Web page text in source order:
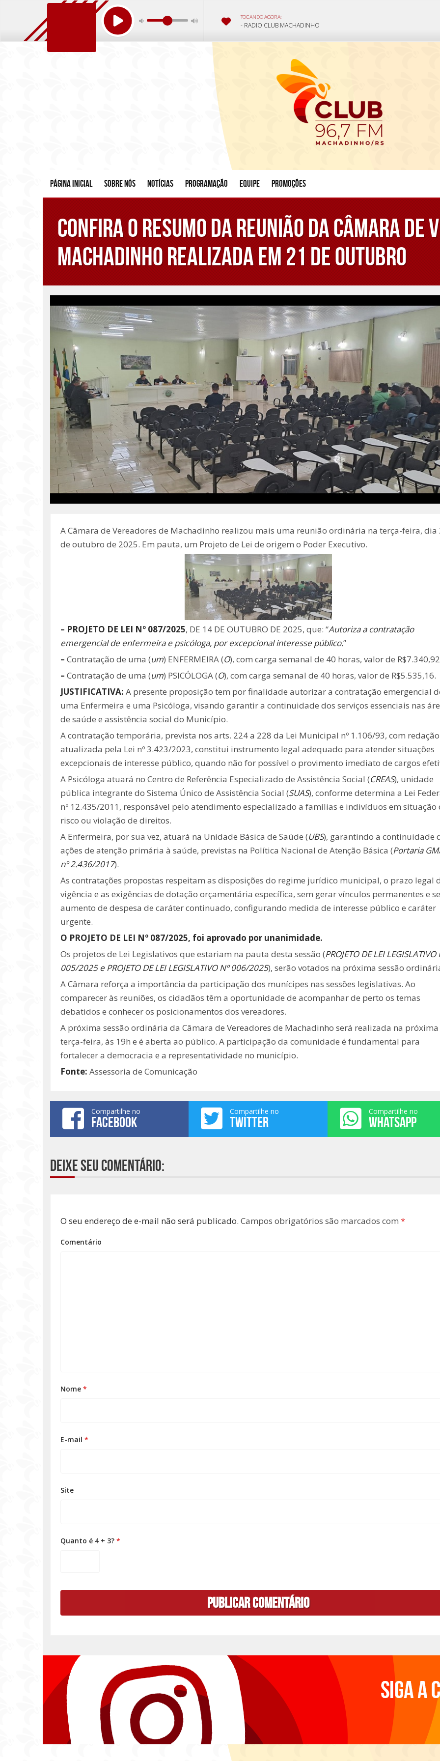
Página inicial Sobre nós Notícias Programação Equipe Promoções
Confira o resumo da Reunião da Câmara de
Machadinho realizada em 21 de outubro
A Câmara de Vereadores de Machadinho realizou mais uma reunião ordinária na terça-feira, dia
de outubro de 2025. Em pauta, um Projeto de Lei de origem o Poder Executivo.
– PROJETO DE LEI Nº 087/2025, DE 14 DE OUTUBRO DE 2025, que: “Autoriza a contratação
emergencial de enfermeira e psicóloga, por excepcional interesse público.”
– Contratação de uma (um) ENFERMEIRA (O), com carga semanal de 40 horas, valor de
– Contratação de uma (um) PSICÓLOGA (O), com carga semanal de 40 horas, valor de R$5.535,16.
JUSTIFICATIVA: A presente proposição tem por finalidade autorizar a contratação emergencial
uma Enfermeira e uma Psicóloga, visando garantir a continuidade dos serviços essenciais nas
de saúde e assistência social do Município.
A contratação temporária, prevista nos arts. 224 a 228 da Lei Municipal nº 1.106/93, com redação
atualizada pela Lei nº 3.423/2023, constitui instrumento legal adequado para atender situações
excepcionais de interesse público, quando não for possível o provimento imediato de cargos
A Psicóloga atuará no Centro de Referência Especializado de Assistência Social (CREAS), unidade
pública integrante do Sistema Único de Assistência Social (SUAS), conforme determina a Lei
nº 12.435/2011, responsável pelo atendimento especializado a famílias e indivíduos em situação
risco ou violação de direitos.
A Enfermeira, por sua vez, atuará na Unidade Básica de Saúde (UBS), garantindo a continuidade
ações de atenção primária à saúde, previstas na Política Nacional de Atenção Básica (Portaria
nº 2.436/2017).
As contratações propostas respeitam as disposições do regime jurídico municipal, o prazo legal
vigência e as exigências de dotação orçamentária específica, sem gerar vínculos permanentes e
aumento de despesa de caráter continuado, configurando medida de interesse público e caráter
urgente.
O PROJETO DE LEI Nº 087/2025, foi aprovado por unanimidade.
Os projetos de Lei Legislativos que estariam na pauta desta sessão (PROJETO DE LEI LEGISLATIVO
005/2025 e PROJETO DE LEI LEGISLATIVO Nº 006/2025), serão votados na próxima sessão
A Câmara reforça a importância da participação dos munícipes nas sessões legislativas. Ao
comparecer às reuniões, os cidadãos têm a oportunidade de acompanhar de perto os temas
debatidos e conhecer os posicionamentos dos vereadores.
A próxima sessão ordinária da Câmara de Vereadores de Machadinho será realizada na próxima
terça-feira, às 19h e é aberta ao público. A participação da comunidade é fundamental para
fortalecer a democracia e a representatividade no município.
Fonte: Assessoria de Comunicação
Compartilhe no
FACEBOOK
Compartilhe no
TWITTER
Compartilhe no
WHATSAPP
Deixe seu comentário:
O seu endereço de e-mail não será publicado. Campos obrigatórios são marcados com *
Comentário
Nome *
E-mail *
Site
Quanto é 4 + 3? *